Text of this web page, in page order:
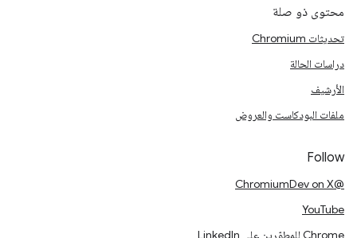
محتوى ذو صلة
تحديثات Chromium
دراسات الحالة
الأرشيف
ملفات البودكاست والعروض
Follow
@ChromiumDev on X
YouTube
Chrome للمطوّرين على LinkedIn